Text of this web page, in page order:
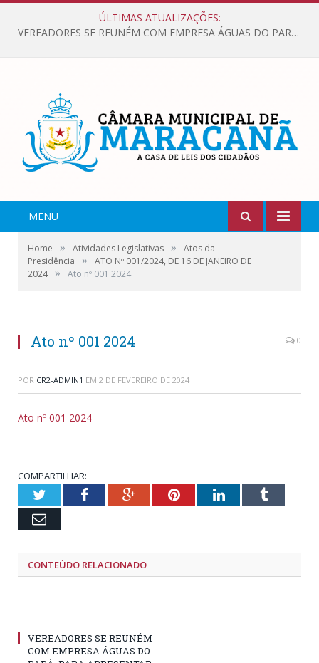
ÚLTIMAS ATUALIZAÇÕES:
VEREADORES SE REUNÉM COM EMPRESA ÁGUAS DO PARÁ, PARA APRESENTAR REIVINDICAÇÕES E MELHORIAS NA QUALIDADE DOS SERVIÇOS OFERECIDOS Á POPULAÇÃO.
MENU
Home » Atividades Legislativas »
Atos da
Presidência
»
ATO Nº 001/2024, DE 16 DE JANEIRO DE
2024 » Ato nº 001 2024
Ato nº 001 2024 0
POR CR2-ADMIN1 EM 2 DE FEVEREIRO DE 2024
Ato nº 001 2024
COMPARTILHAR:
TwitterFacebookGoogle+PinterestLinkedInTumblr
Email
CONTEÚDO RELACIONADO
VEREADORES SE REUNÉM
COM EMPRESA ÁGUAS DO